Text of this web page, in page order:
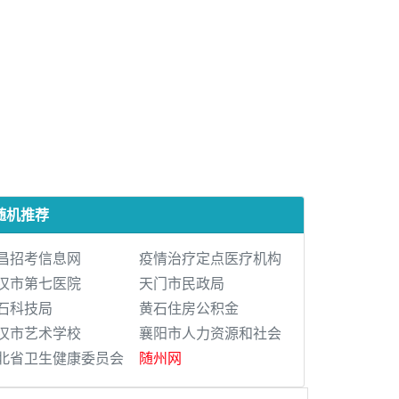
机推荐
招考信息网
疫情治疗定点医疗机构
市第七医院
天门市民政局
科技局
黄石住房公积金
市艺术学校
襄阳市人力资源和社会
省卫生健康委员会
随州网